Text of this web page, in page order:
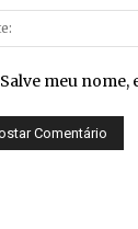
Salve meu nome,